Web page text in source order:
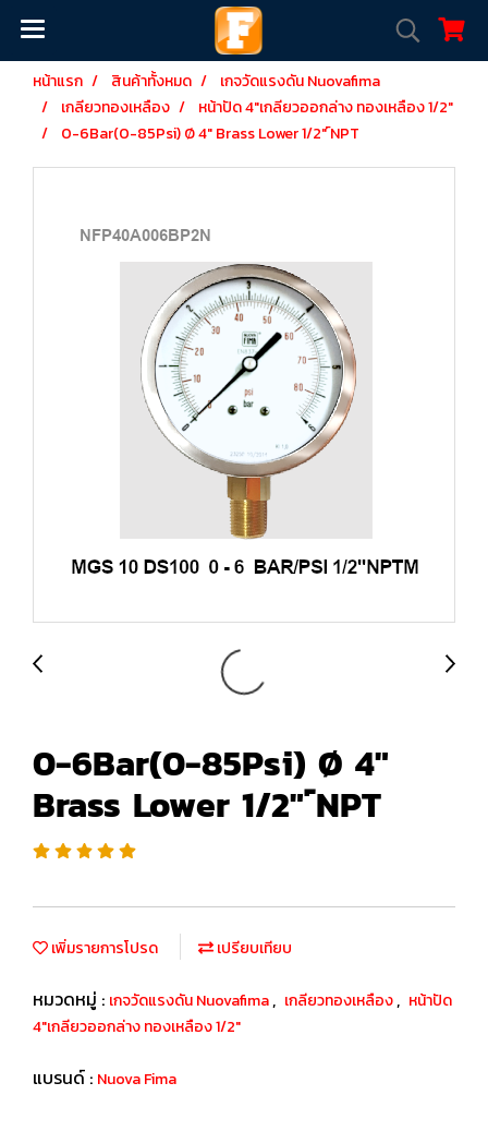
หน้าแรก สินค้าทั้งหมด
เกจวัดแรงดัน Nuovafima
เกลียวทองเหลือง
หน้าปัด 4"เกลียวออกล่าง ทองเหลือง 1/2"
0-6Bar(0-85Psi) Ø 4" Brass Lower 1/2" ์NPT
0-6Bar(0-85Psi) Ø 4"
Brass Lower 1/2" ์NPT
เพิ่มรายการโปรด เปรียบเทียบ
หมวดหมู่ : เกจวัดแรงดัน Nuovafima, เกลียวทองเหลือง, หน้าปัด
4"เกลียวออกล่าง ทองเหลือง 1/2"
แบรนด์ : Nuova Fima